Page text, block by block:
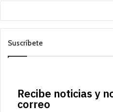
Suscríbete
Recibe noticias y
correo